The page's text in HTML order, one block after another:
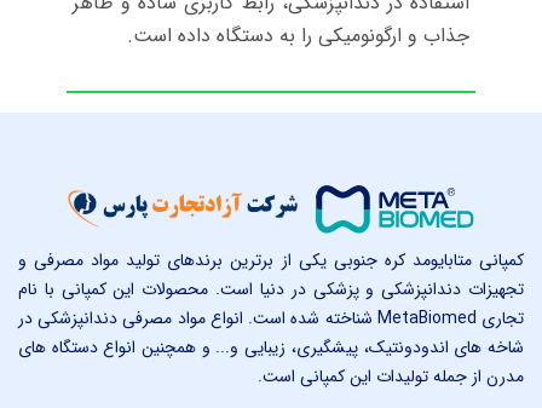
جذاب و ارگونومیکی را به دستگاه داده است.
کمپانی متابایومد کره جنوبی یکی از برترین برندهای تولید مواد مصرفی و
تجهیزات دندانپزشکی و پزشکی در دنیا است. محصولات این کمپانی با نام
تجاری MetaBiomed شناخته شده است. انواع مواد مصرفی دندانپزشکی در
شاخه های اندودونتیک، پیشگیری، زیبایی و... و همچنین انواع دستگاه های
مدرن از جمله تولیدات این کمپانی است.